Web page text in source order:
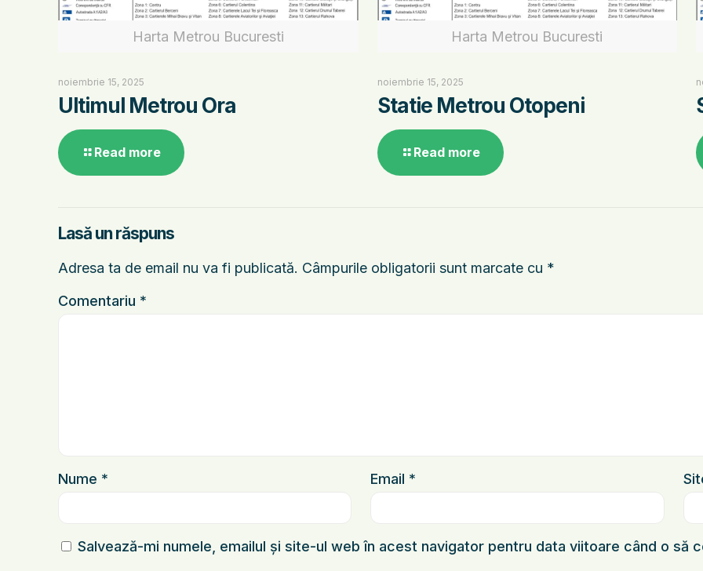
Harta Metrou Bucuresti
noiembrie 15, 2025
Ultimul Metrou Ora
Read more
Harta Metrou Bucuresti
noiembrie 15, 2025
Statie Metrou Otopeni
Read more
Lasă un răspuns
Adresa ta de email nu va fi publicată. Câmpurile obligatorii sunt marcate cu *
Comentariu *
Nume * Email *
Salvează-mi numele, emailul și site-ul web în acest navigator pentru data viitoare când o să